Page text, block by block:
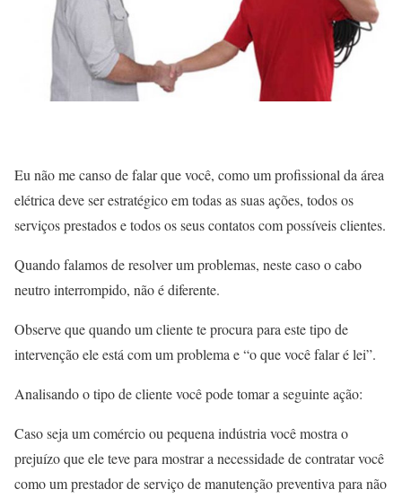
Eu não me canso de falar que você, como um profissional da área
elétrica deve ser estratégico em todas as suas ações, todos os
serviços prestados e todos os seus contatos com possíveis clientes.
Quando falamos de resolver um problemas, neste caso o cabo
neutro interrompido, não é diferente.
Observe que quando um cliente te procura para este tipo de
intervenção ele está com um problema e “o que você falar é lei”.
Analisando o tipo de cliente você pode tomar a seguinte ação:
Caso seja um comércio ou pequena indústria você mostra o
prejuízo que ele teve para mostrar a necessidade de contratar você
como um prestador de serviço de manutenção preventiva para não